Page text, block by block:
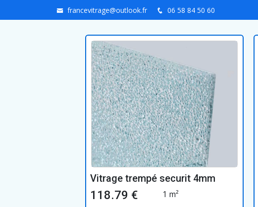
francevitrage@outlook.fr 06 58 84 50 60
Vitrage trempé securit 4mm
118.79 € 1 m²